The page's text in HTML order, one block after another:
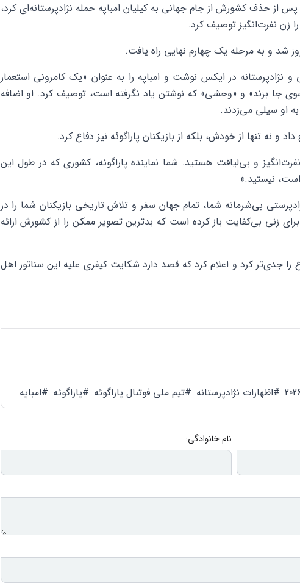
پس از حذف کشورش از جام جهانی به کیلیان امباپه حمله نژادپرستانه‌ای کرد،
زن نفرت‌انگیز توصیف کرد.
و نژادپرستانه در ایکس نوشت و امباپه را به عنوان «یک کامرونی استعمار
جا بزند» و «وحشی» که نوشتن یاد نگرفته است، توصیف کرد. او اضافه
به او سیلی می‌زدند.
داد و نه تنها از خودش، بلکه از بازیکنان پاراگوئه نیز دفاع کرد.
و بی‌لیاقت هستید. شما نماینده پاراگوئه، کشوری که در طول این
نیستید.»
بی‌شرمانه شما، تمام جهان سفر و تلاش تاریخی بازیکنان شما را در
زنی بی‌کفایت باز کرده است که بدترین تصویر ممکن را از کشورش ارائه
جدی‌تر کرد و اعلام کرد که قصد دارد شکایت کیفری علیه این سناتور اهل
#اظهارات نژادپرستانه #تیم ملی فوتبال پاراگوئه #پاراگوئه #امباپه
نام خانوادگی: